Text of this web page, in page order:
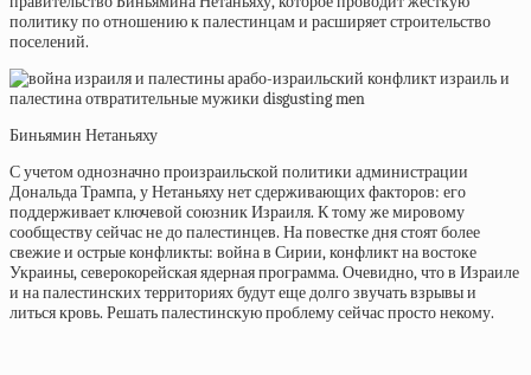
политику по отношению к палестинцам и расширяет строительство
поселений.
Биньямин Нетаньяху
С учетом однозначно произраильской политики администрации
Дональда Трампа, у Нетаньяху нет сдерживающих факторов: его
поддерживает ключевой союзник Израиля. К тому же мировому
сообществу сейчас не до палестинцев. На повестке дня стоят более
свежие и острые конфликты: война в Сирии, конфликт на востоке
Украины, северокорейская ядерная программа. Очевидно, что в Израиле
и на палестинских территориях будут еще долго звучать взрывы и
литься кровь. Решать палестинскую проблему сейчас просто некому.